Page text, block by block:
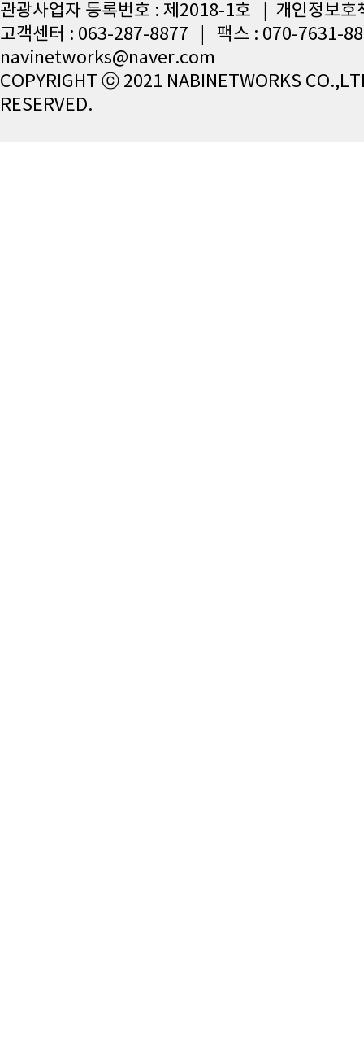
관광사업자 등록번호 : 제2018-1호 | 개인정보호
고객센터 : 063-287-8877 | 팩스 : 070-7631-
navinetworks@naver.com
COPYRIGHT ⓒ 2021 NABINETWORKS
RESERVED.